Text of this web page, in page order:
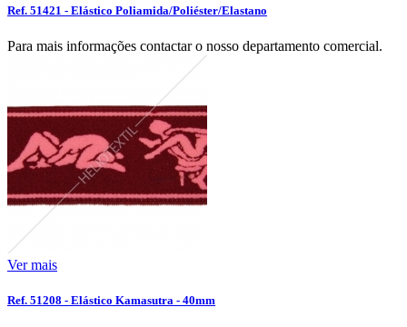
Ref. 51421 - Elástico Poliamida/Poliéster/Elastano
Para mais informações contactar o nosso departamento comercial.
Ver mais
Ref. 51208 - Elástico Kamasutra - 40mm